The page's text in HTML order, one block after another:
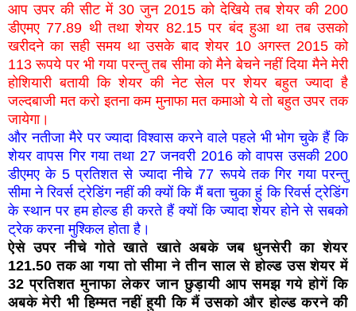
आप उपर की सीट में 30 जुन 2015 को देखिये तब शेयर की 200
डीएमए 77.89 थी तथा शेयर 82.15 पर बंद हुआ था तब उसको
खरीदने का सही समय था उसके बाद शेयर 10 अगस्त 2015 को
113 रूपये पर भी गया परन्तु तब सीमा को मैने बेचने नहीं दिया मैने मेरी
होशियारी बतायी कि शेयर की नेट सेल पर शेयर बहुत ज्यादा है
जल्दबाजी मत करो इतना कम मुनाफा मत कमाओ ये तो बहुत उपर तक
जायेगा।
और नतीजा मैरे पर ज्यादा विश्वास करने वाले पहले भी भोग चुके हैं कि
शेयर वापस गिर गया तथा 27 जनवरी 2016 को वापस उसकी 200
डीएमए के 5 प्रतिशत से ज्यादा नीचे 77 रूपये तक गिर गया परन्तु
सीमा ने रिवर्स ट्रेडिंग नहीं की क्यों कि मैं बता चुका हुं कि रिवर्स ट्रेडिंग
के स्थान पर हम होल्ड ही करते हैं क्यों कि ज्यादा शेयर होने से सबको
ट्रेक करना मुश्किल होता है।
ऐसे उपर नीचे गोते खाते खाते अबके जब धुनसेरी का शेयर
121.50 तक आ गया तो सीमा ने तीन साल से होल्ड उस शेयर में
32 प्रतिशत मुनाफा लेकर जान छुड़ायी आप समझ गये होगें कि
अबके मेरी भी हिम्मत नहीं हुयी कि मैं उसको और होल्ड करने की